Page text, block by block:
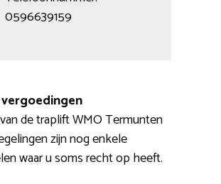
0596639159
de traplift WMO Termunten
zijn nog enkele
waar u soms recht op heeft.